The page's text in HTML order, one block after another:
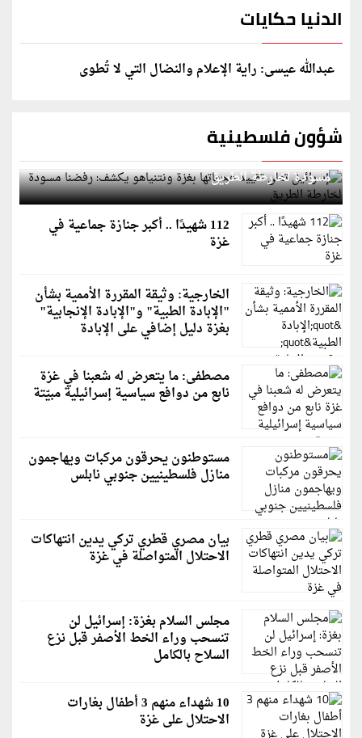
الدنيا حكايات
عبدالله عيسى: راية الإعلام والنضال التي لا تُطوى
شؤون فلسطينية
إسرائيل تعلن تقييد هجماتها بغزة ونتنياهو يكشف: رفضنا
مسودة لخارطة الطريق
112 شهيدًا .. أكبر جنازة جماعية في
غزة
الخارجية: وثيقة المقررة الأممية بشأن
"الإبادة الطبية" و"الإبادة الإنجابية"
بغزة دليل إضافي على الإبادة
مصطفى: ما يتعرض له شعبنا في غزة
نابع من دوافع سياسية إسرائيلية مبيّتة
مستوطنون يحرقون مركبات ويهاجمون
منازل فلسطينيين جنوبي نابلس
بيان مصري قطري تركي يدين انتهاكات
الاحتلال المتواصلة في غزة
مجلس السلام بغزة: إسرائيل لن
تنسحب وراء الخط الأصفر قبل نزع
السلاح بالكامل
10 شهداء منهم 3 أطفال بغارات
الاحتلال على غزة